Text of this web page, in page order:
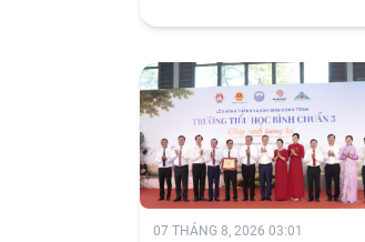
chất mức độ tiếp thu, nhận
quyết.
07 THÁNG 8, 2026 03:01